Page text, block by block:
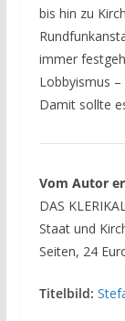
bis hin zu
immer
Lobbyismus
Damit sollte
Vom Autor
DAS
Staat und
Seiten, 24
Titelbild: